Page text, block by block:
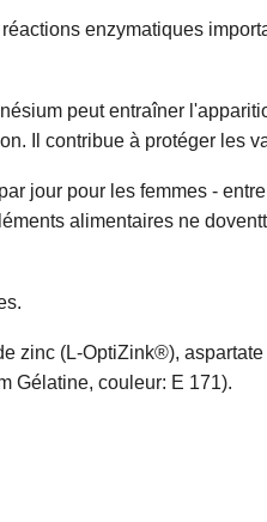
enzymatiques
peut entraîner
Il contribue à protéger les
jour pour les femmes -
alimentaires ne
zinc (L-OptiZink®),
Gélatine, couleur: E 171).